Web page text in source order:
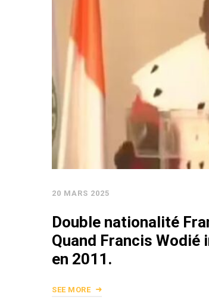
20 MARS 2025
Double nationalité
Quand Francis
en 2011.
SEE MORE